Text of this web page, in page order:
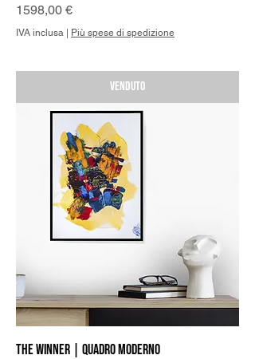
Prezzo
1598,00 €
IVA inclusa | Più spese di spedizione
Venduto
The Winner | Quadro Moderno